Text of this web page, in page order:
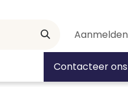
Aanmelden
Contacteer ons